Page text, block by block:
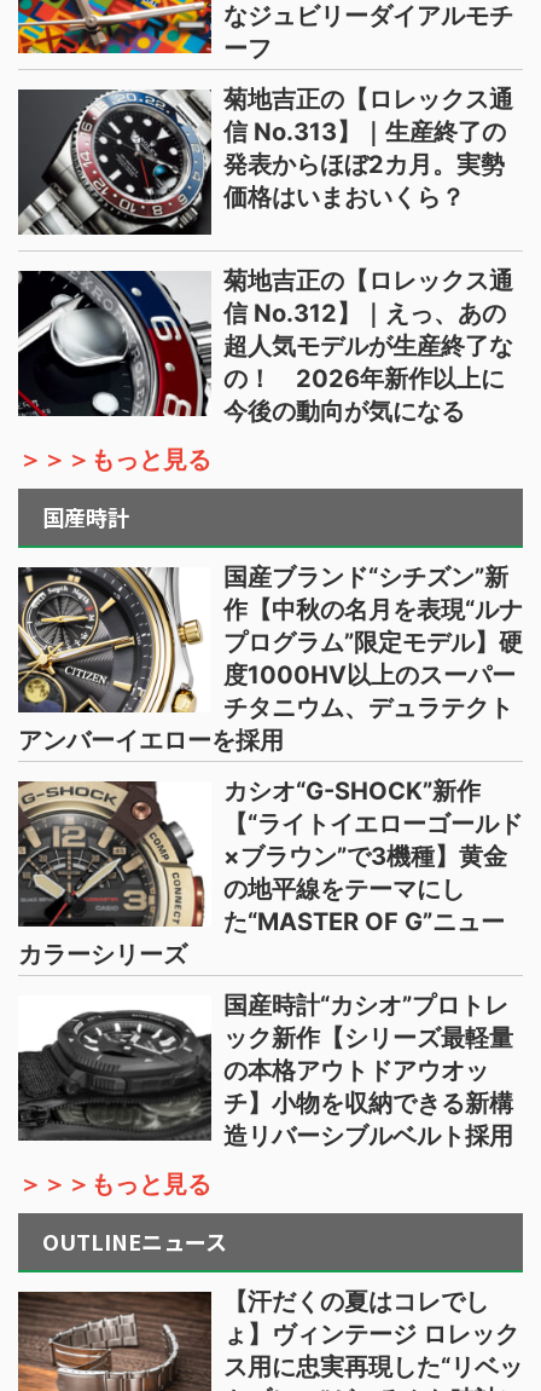
なジュビリーダイアルモチ
ーフ
菊地吉正の【ロレックス通
信 No.313】｜生産終了の
発表からほぼ2カ月。実勢
価格はいまおいくら？
菊地吉正の【ロレックス通
信 No.312】｜えっ、あの
超人気モデルが生産終了な
の！ 2026年新作以上に
今後の動向が気になる
＞＞＞もっと見る
国産時計
国産ブランド“シチズン”新
作【中秋の名月を表現“ルナ
プログラム”限定モデル】硬
度1000HV以上のスーパー
チタニウム、デュラテクト
アンバーイエローを採用
カシオ“G-SHOCK”新作
【“ライトイエローゴールド
×ブラウン”で3機種】黄金
の地平線をテーマにし
た“MASTER OF G”ニュー
カラーシリーズ
国産時計“カシオ”プロトレ
ック新作【シリーズ最軽量
の本格アウトドアウオッ
チ】小物を収納できる新構
造リバーシブルベルト採用
＞＞＞もっと見る
OUTLINEニュース
【汗だくの夏はコレでし
ょ】ヴィンテージ ロレック
ス用に忠実再現した“リベッ